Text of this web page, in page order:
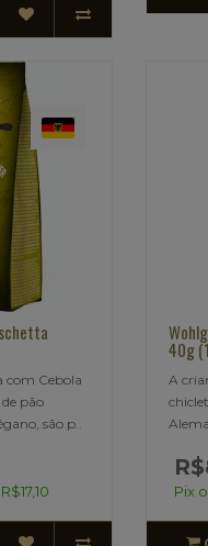
com Cebola
pão
são p..
40g
A
Pix